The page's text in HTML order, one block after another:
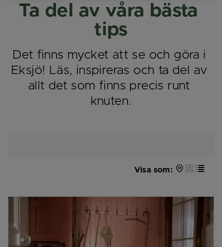
Ta del av våra bästa
tips
Det finns mycket att se och göra i
Eksjö! Läs, inspireras och ta del av
allt det som finns precis runt
knuten.
Visa som: